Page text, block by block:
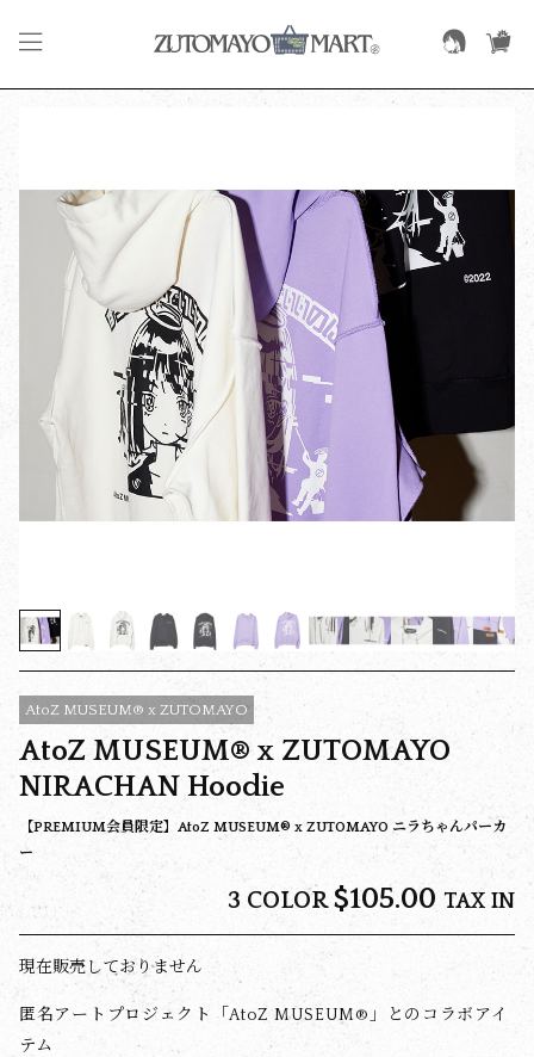
AtoZ MUSEUM® x ZUTOMAYO
AtoZ MUSEUM® x ZUTOMAYO
NIRACHAN Hoodie
【PREMIUM会員限定】AtoZ MUSEUM® x ZUTOMAYO ニラちゃんパーカ
ー
3 COLOR$‌105.00 TAX IN
現在販売しておりません
匿名アートプロジェクト「AtoZ MUSEUM®」とのコラボアイ
テム